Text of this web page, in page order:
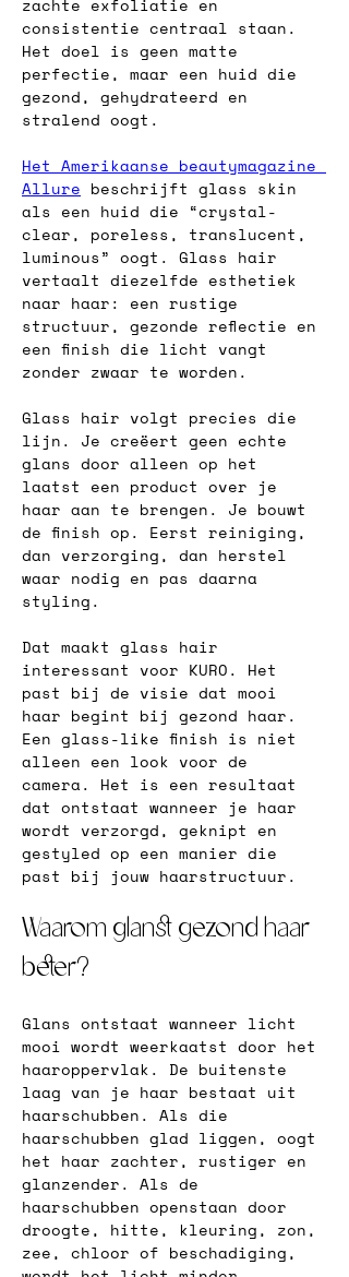
zachte exfoliatie en
consistentie centraal staan.
Het doel is geen matte
perfectie, maar een huid die
gezond, gehydrateerd en
stralend oogt.
Het Amerikaanse beautymagazine
Allure beschrijft glass skin
als een huid die “crystal-
clear, poreless, translucent,
luminous” oogt. Glass hair
vertaalt diezelfde esthetiek
naar haar: een rustige
structuur, gezonde reflectie en
een finish die licht vangt
zonder zwaar te worden.
Glass hair volgt precies die
lijn. Je creëert geen echte
glans door alleen op het
laatst een product over je
haar aan te brengen. Je bouwt
de finish op. Eerst reiniging,
dan verzorging, dan herstel
waar nodig en pas daarna
styling.
Dat maakt glass hair
interessant voor KURO. Het
past bij de visie dat mooi
haar begint bij gezond haar.
Een glass-like finish is niet
alleen een look voor de
camera. Het is een resultaat
dat ontstaat wanneer je haar
wordt verzorgd, geknipt en
gestyled op een manier die
past bij jouw haarstructuur.
Waarom glanst gezond haar
beter?
Glans ontstaat wanneer licht
mooi wordt weerkaatst door het
haaroppervlak. De buitenste
laag van je haar bestaat uit
haarschubben. Als die
haarschubben glad liggen, oogt
het haar zachter, rustiger en
glanzender. Als de
haarschubben openstaan door
droogte, hitte, kleuring, zon,
zee, chloor of beschadiging,